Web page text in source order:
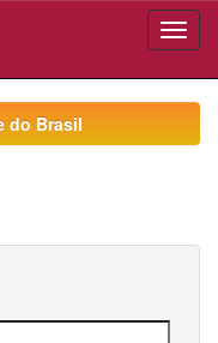
do Brasil